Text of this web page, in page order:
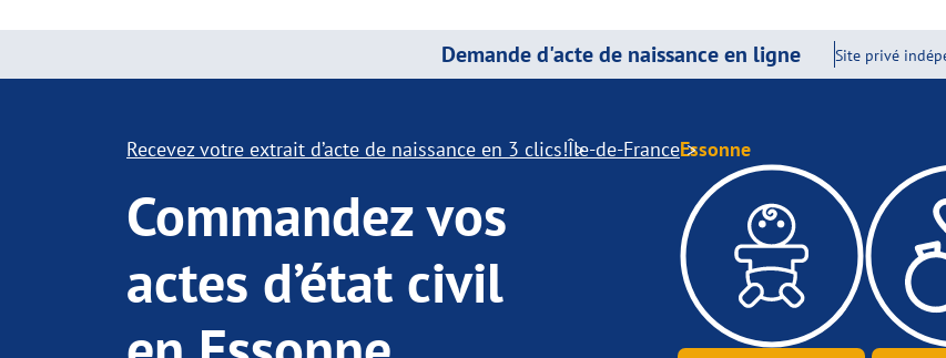
Demande d'acte de naissance en ligne Site privé
Recevez votre extrait d’acte de naissance en 3 clics!Île-de-FranceEssonne
Commandez vos
actes d’état civil